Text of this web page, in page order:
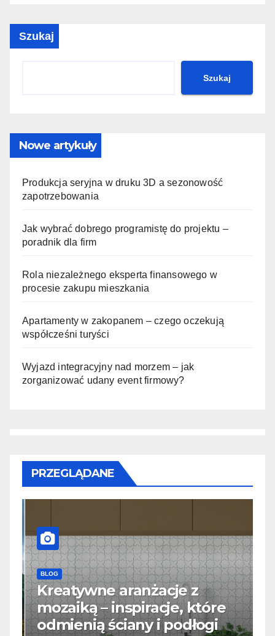
Szukaj
Szukaj
Nowe artykuły
Produkcja seryjna w druku 3D a sezonowość
zapotrzebowania
Jak wybrać dobrego programistę do projektu –
poradnik dla firm
Rola niezależnego eksperta finansowego w
procesie zakupu mieszkania
Apartamenty w zakopanem – czego oczekują
współcześni turyści
Wyjazd integracyjny nad morzem – jak
zorganizować udany event firmowy?
PRZEGLĄDANE
BLOG
Kreatywne aranżacje z
mozaiką – inspiracje, które
odmienią ściany i podłogi